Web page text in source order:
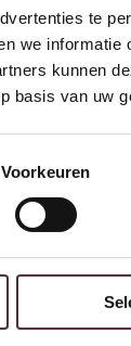
te
we
kunnen
basis van uw
Voorkeuren
interieur.
Kom gerust langs